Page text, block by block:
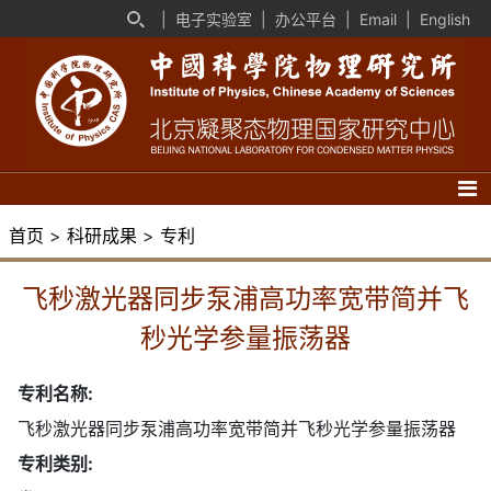
电子实验室 办公平台 Email English
首页 > 科研成果 > 专利
飞秒激光器同步泵浦高功率宽带简并飞
秒光学参量振荡器
专利名称:
飞秒激光器同步泵浦高功率宽带简并飞秒光学参量振荡器
专利类别: